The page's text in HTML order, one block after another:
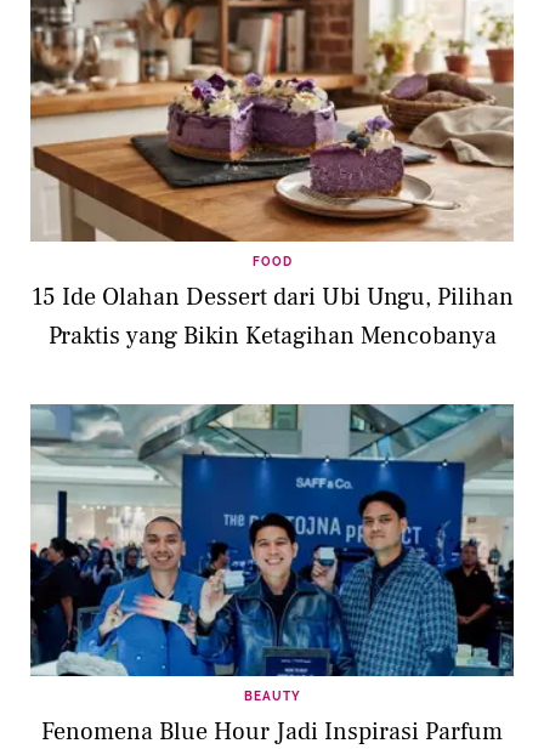
FOOD
15 Ide Olahan Dessert dari Ubi Ungu, Pilihan
Praktis yang Bikin Ketagihan Mencobanya
BEAUTY
Fenomena Blue Hour Jadi Inspirasi Parfum